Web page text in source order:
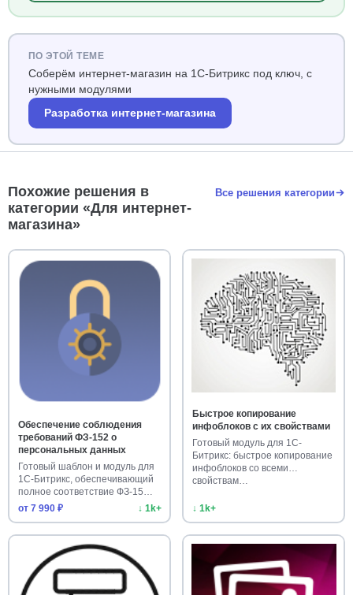
ПО ЭТОЙ ТЕМЕ
Соберём интернет-магазин на 1С-Битрикс под ключ, с
нужными модулями
Разработка интернет-магазина
Похожие решения в
категории «Для интернет-
магазина»
Все решения категории
Обеспечение соблюдения
требований ФЗ-152 о
персональных данных
Готовый шаблон и модуль для
1С-Битрикс, обеспечивающий
полное соответствие ФЗ-15…
от 7 990 ₽
↓ 1k+
Быстрое копирование
инфоблоков с их свойствами
Готовый модуль для 1С-
Битрикс: быстрое копирование
инфоблоков со всеми
свойствам…
↓ 1k+